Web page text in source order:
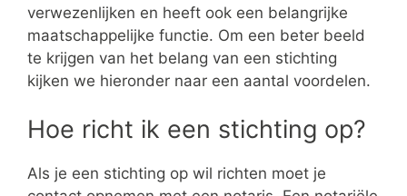
verwezenlijken en heeft ook een belangrijke
maatschappelijke functie. Om een beter beeld
te krijgen van het belang van een stichting
kijken we hieronder naar een aantal voordelen.
Hoe richt ik een stichting op?
Als je een stichting op wil richten moet je